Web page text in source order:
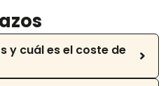
y cuál es el coste de